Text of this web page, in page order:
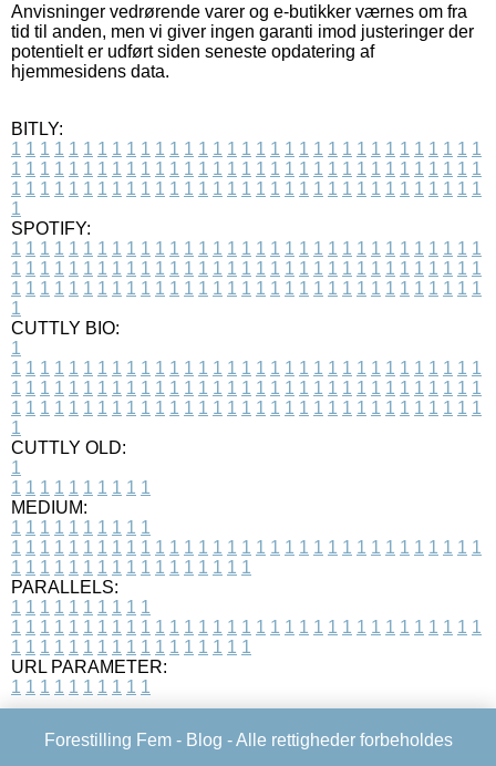
Anvisninger vedrørende varer og e-butikker værnes om fra
tid til anden, men vi giver ingen garanti imod justeringer der
potentielt er udført siden seneste opdatering af
hjemmesidens data.
BITLY:
1 1 1 1 1 1 1 1 1 1 1 1 1 1 1 1 1 1 1 1 1 1 1 1 1 1 1 1 1 1 1 1 1
1 1 1 1 1 1 1 1 1 1 1 1 1 1 1 1 1 1 1 1 1 1 1 1 1 1 1 1 1 1 1 1 1
1 1 1 1 1 1 1 1 1 1 1 1 1 1 1 1 1 1 1 1 1 1 1 1 1 1 1 1 1 1 1 1 1
1
SPOTIFY:
1 1 1 1 1 1 1 1 1 1 1 1 1 1 1 1 1 1 1 1 1 1 1 1 1 1 1 1 1 1 1 1 1
1 1 1 1 1 1 1 1 1 1 1 1 1 1 1 1 1 1 1 1 1 1 1 1 1 1 1 1 1 1 1 1 1
1 1 1 1 1 1 1 1 1 1 1 1 1 1 1 1 1 1 1 1 1 1 1 1 1 1 1 1 1 1 1 1 1
1
CUTTLY BIO:
1
1 1 1 1 1 1 1 1 1 1 1 1 1 1 1 1 1 1 1 1 1 1 1 1 1 1 1 1 1 1 1 1 1
1 1 1 1 1 1 1 1 1 1 1 1 1 1 1 1 1 1 1 1 1 1 1 1 1 1 1 1 1 1 1 1 1
1 1 1 1 1 1 1 1 1 1 1 1 1 1 1 1 1 1 1 1 1 1 1 1 1 1 1 1 1 1 1 1 1
1
CUTTLY OLD:
1
1 1 1 1 1 1 1 1 1 1
MEDIUM:
1 1 1 1 1 1 1 1 1 1
1 1 1 1 1 1 1 1 1 1 1 1 1 1 1 1 1 1 1 1 1 1 1 1 1 1 1 1 1 1 1 1 1
1 1 1 1 1 1 1 1 1 1 1 1 1 1 1 1 1
PARALLELS:
1 1 1 1 1 1 1 1 1 1
1 1 1 1 1 1 1 1 1 1 1 1 1 1 1 1 1 1 1 1 1 1 1 1 1 1 1 1 1 1 1 1 1
1 1 1 1 1 1 1 1 1 1 1 1 1 1 1 1 1
URL PARAMETER:
1 1 1 1 1 1 1 1 1 1
Forestilling Fem - Blog - Alle rettigheder forbeholdes